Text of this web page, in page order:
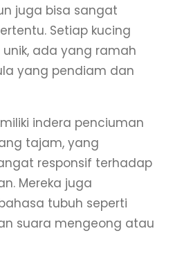
juga bisa sangat
Setiap kucing
ada yang ramah
yang pendiam dan
indera penciuman
tajam, yang
responsif terhadap
Mereka juga
tubuh seperti
suara mengeong atau